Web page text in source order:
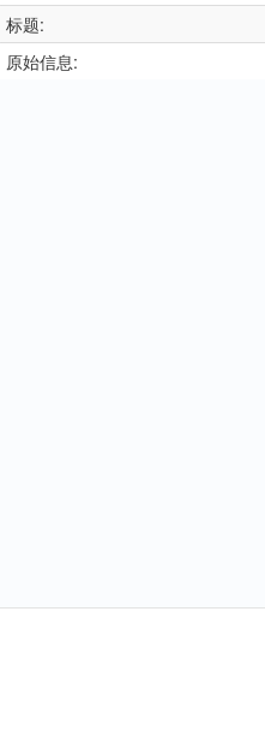
标题:
原始信息: